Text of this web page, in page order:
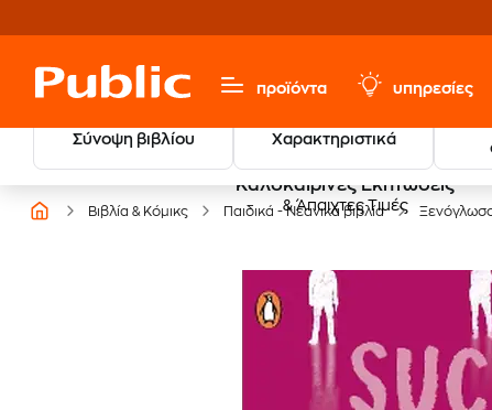
προϊόντα υπηρεσίες
Σύνοψη βιβλίου Χαρακτηριστικά
Καλοκαιρινές Εκπτώσεις
& Άπαιχτες Τιμές
Βιβλία & Κόμικς Παιδικά - Νεανικά βιβλία